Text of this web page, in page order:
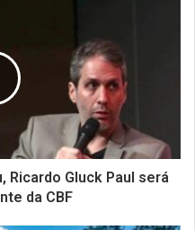
Ricardo Gluck Paul será
da CBF